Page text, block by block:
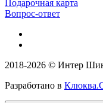
Подарочная карта
Вопрос-ответ
2018-2026 © Интер
Разработано в